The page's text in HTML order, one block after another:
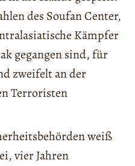
des Soufan Center,
Kämpfer
gegangen sind, für
zweifelt an der
Terroristen
weiß
vier Jahren